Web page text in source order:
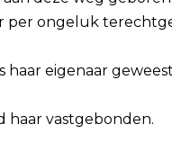
per ongeluk
haar eigenaar
haar vastgebonden.